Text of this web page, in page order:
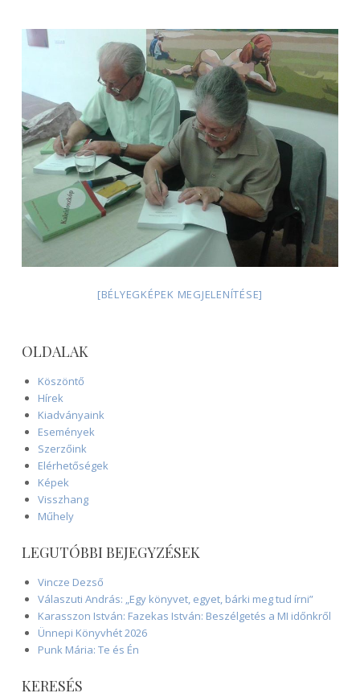
08-
06
[BÉLYEGKÉPEK MEGJELENÍTÉSE]
OLDALAK
Köszöntő
Hírek
Kiadványaink
Események
Szerzőink
Elérhetőségek
Képek
Visszhang
Műhely
LEGUTÓBBI BEJEGYZÉSEK
Vincze Dezső
Válaszuti András: „Egy könyvet, egyet, bárki meg tud írni”
Karasszon István: Fazekas István: Beszélgetés a MI időnkről
Ünnepi Könyvhét 2026
Punk Mária: Te és Én
KERESÉS